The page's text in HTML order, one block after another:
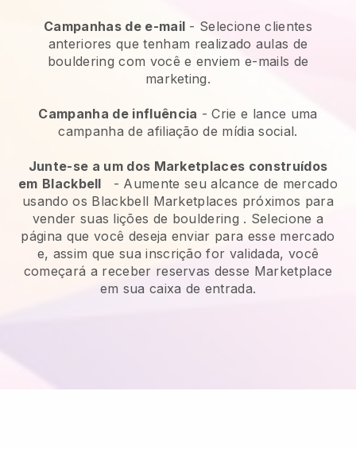
Campanhas de e-mail - Selecione clientes
anteriores que tenham realizado aulas de
bouldering com você e enviem e-mails de
marketing.
Campanha de influência - Crie e lance uma
campanha de afiliação de mídia social.
Junte-se a um dos Marketplaces construídos
em Blackbell - Aumente seu alcance de mercado
usando os Blackbell Marketplaces próximos para
vender suas lições de bouldering . Selecione a
página que você deseja enviar para esse mercado
e, assim que sua inscrição for validada, você
começará a receber reservas desse Marketplace
em sua caixa de entrada.